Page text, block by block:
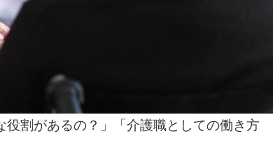
役割があるの？」「介護職としての働き方